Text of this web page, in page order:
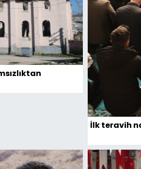
İlk teravih